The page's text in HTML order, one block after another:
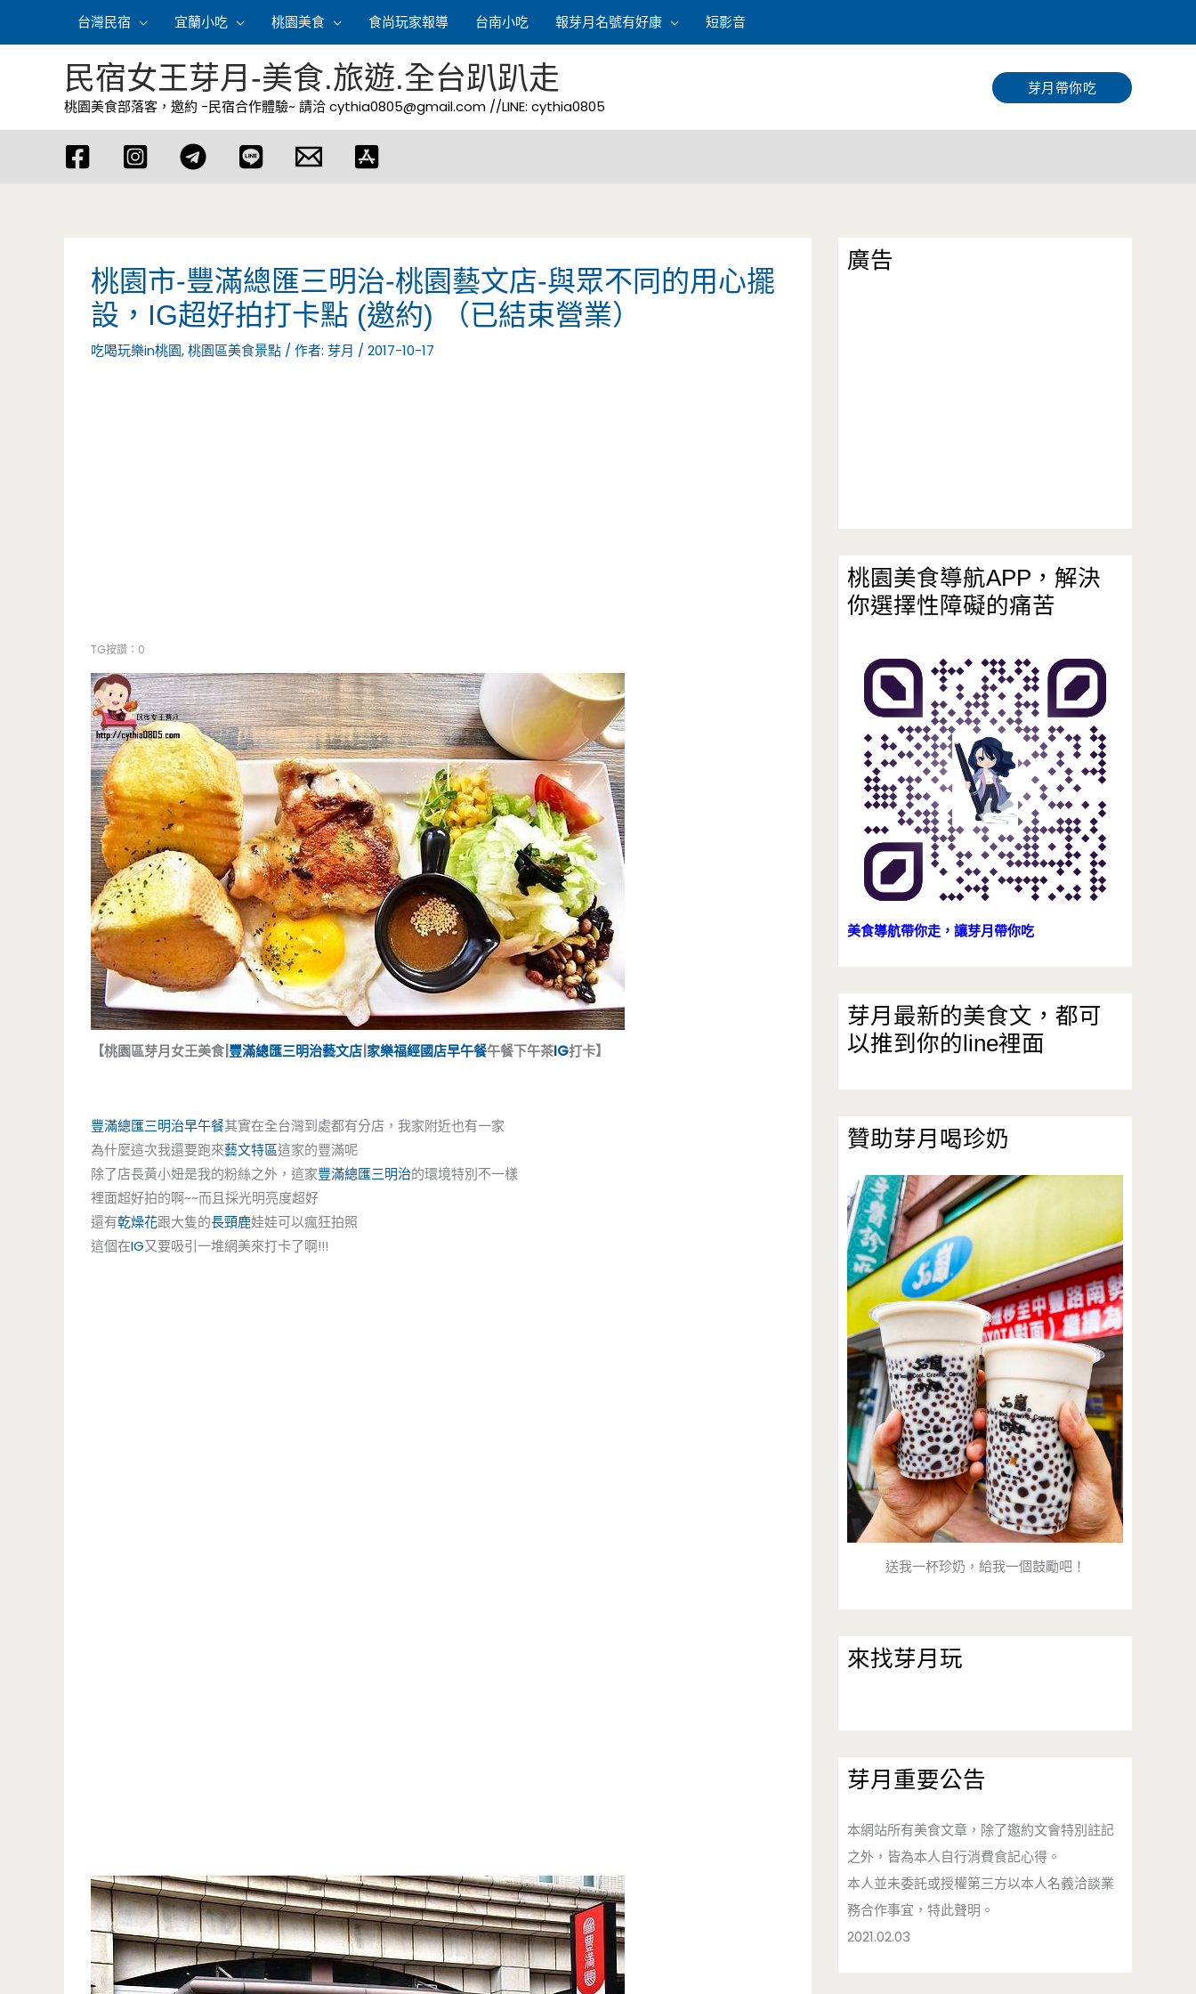
容
台灣民宿 宜蘭小吃 桃園美食 食尚玩家報導 台南小吃 報芽月名號有好康 短影音
尋
民宿女王芽月-美食.旅遊.全台趴趴走
桃園美食部落客，邀約 -民宿合作體驗~ 請洽cythia0805@gmail.com //LINE: cythia0805
芽月帶你吃
桃園市-豐滿總匯三明治-桃園藝文店-與眾不同的用心擺
設，IG超好拍打卡點 (邀約) （已結束營業）
吃喝玩樂in桃園,桃園區美食景點 / 作者: 芽月 / 2017-10-17
TG按讚：0
【桃園區芽月女王美食| 豐滿總匯三明治藝文店 家樂福經國店早午餐午餐下午茶IG打卡】
豐滿總匯三明治早午餐其實在全台灣到處都有分店，我家附近也有一家
為什麼這次我還要跑來藝文特區這家的豐滿呢
除了店長黃小妞是我的粉絲之外，這家豐滿總匯三明治的環境特別不一樣
裡面超好拍的啊~~而且採光明亮度超好
還有乾燥花跟大隻的長頸鹿娃娃可以瘋狂拍照
這個在IG又要吸引一堆網美來打卡了啊!!!
廣告
桃園美食導航APP，解決
你選擇性障礙的痛苦
美食導航帶你走，讓芽月帶你吃
芽月最新的美食文，都可
以推到你的line裡面
贊助芽月喝珍奶
送我一杯珍奶，給我一個鼓勵吧！
來找芽月玩
芽月重要公告
本網站所有美食文章，除了邀約文會特別註記
之外，皆為本人自行消費食記心得。
本人並未委託或授權第三方以本人名義洽談業
務合作事宜，特此聲明。
2021.02.03